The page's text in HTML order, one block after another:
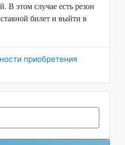
В этом случае есть резон
билет и выйти в
приобретения